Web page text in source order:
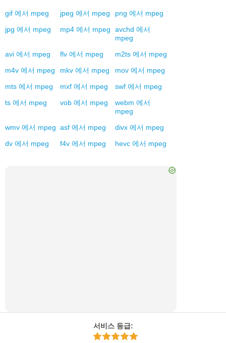
gif 에서 mpeg jpeg 에서 mpeg png 에서 mpeg
jpg 에서 mpeg mp4 에서 mpeg avchd 에서
mpeg
avi 에서 mpeg flv 에서 mpeg m2ts 에서 mpeg
m4v 에서 mpeg mkv 에서 mpeg mov 에서 mpeg
mts 에서 mpeg mxf 에서 mpeg swf 에서 mpeg
ts 에서 mpeg vob 에서 mpeg webm 에서
mpeg
wmv 에서 mpeg asf 에서 mpeg divx 에서 mpeg
dv 에서 mpeg f4v 에서 mpeg hevc 에서 mpeg
서비스 등급: